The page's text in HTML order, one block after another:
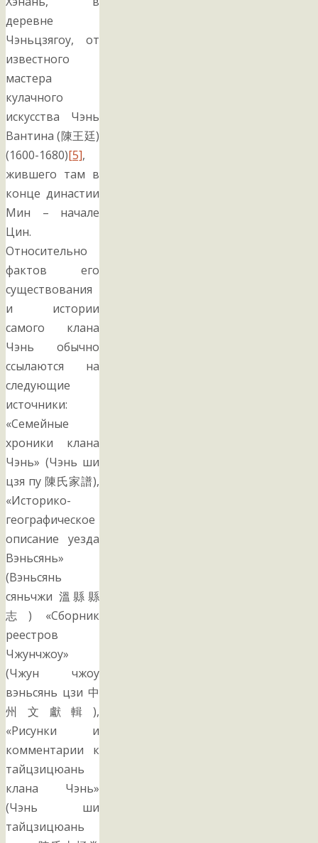
деревне
Чэньцзягоу, от
известного
мастера
кулачного
искусства Чэнь
Вантина (陳王廷)
(1600-1680)[5],
жившего там в
конце династии
Мин – начале
Цин.
Относительно
фактов его
существования
и истории
самого клана
Чэнь обычно
ссылаются на
следующие
источники:
«Семейные
хроники клана
Чэнь» (Чэнь ши
цзя пу 陳氏家譜),
«Историко-
географическое
описание уезда
Вэньсянь»
(Вэньсянь
сяньчжи 溫縣縣
志) «Сборник
реестров
Чжунчжоу»
(Чжун чжоу
вэньсянь цзи 中
州文獻輯),
«Рисунки и
комментарии к
тайцзицюань
клана Чэнь»
(Чэнь ши
тайцзицюань